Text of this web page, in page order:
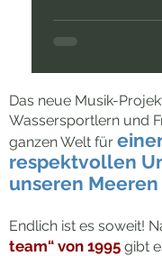
Das neue Musik-
Wassersportlern und
ganzen Welt für
respektvollen
unseren Meeren
Endlich ist es soweit!
team“ von 1995 gibt